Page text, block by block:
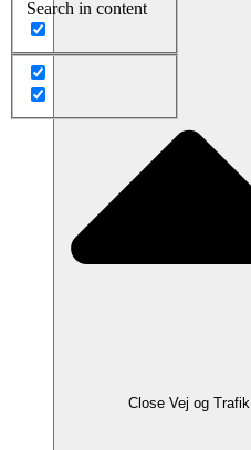
Search in content
Close Vej og Trafik